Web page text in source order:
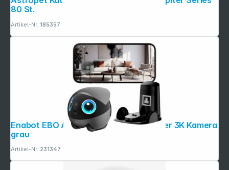
80 St.
Artikel-Nr.:185357
Enabot EBO Air 2 Plus Haustier- roboter 3K Kamera
grau
Artikel-Nr.:231347